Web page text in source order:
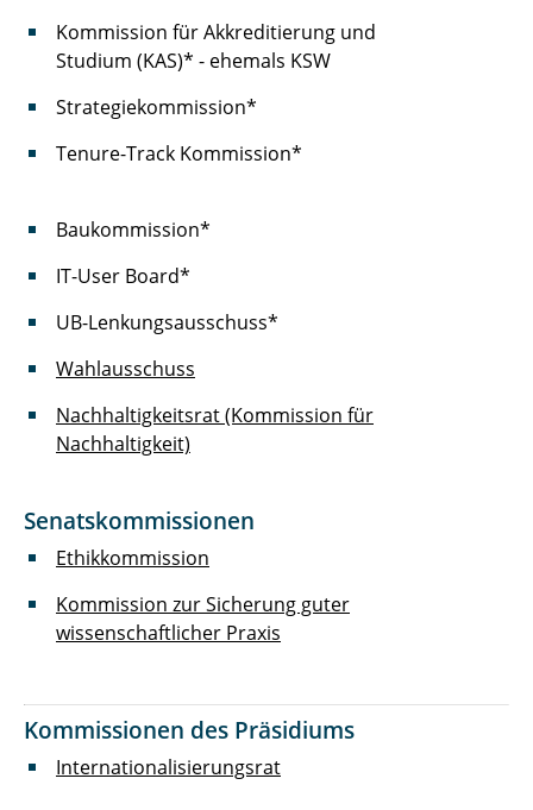
Kommission für Akkreditierung und
Studium (KAS)* - ehemals KSW
Strategiekommission*
Tenure-Track Kommission*
Baukommission*
IT-User Board*
UB-Lenkungsausschuss*
Wahlausschuss
Nachhaltigkeitsrat (Kommission für
Nachhaltigkeit)
Senatskommissionen
Ethikkommission
Kommission zur Sicherung guter
wissenschaftlicher Praxis
Kommissionen des Präsidiums
Internationalisierungsrat